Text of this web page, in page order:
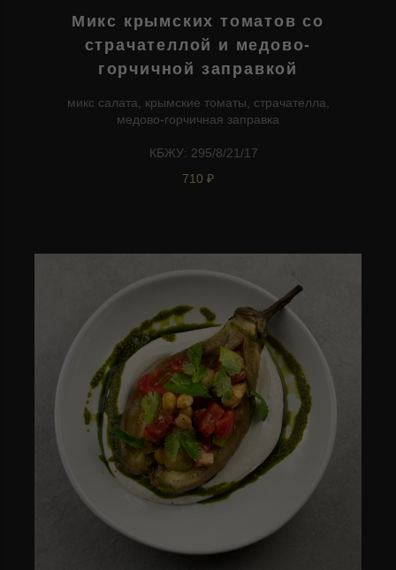
Микс крымских томатов со
страчателлой и медово-
горчичной заправкой
микс салата, крымские томаты, страчателла,
медово-горчичная заправка
КБЖУ: 295/8/21/17
710 ₽